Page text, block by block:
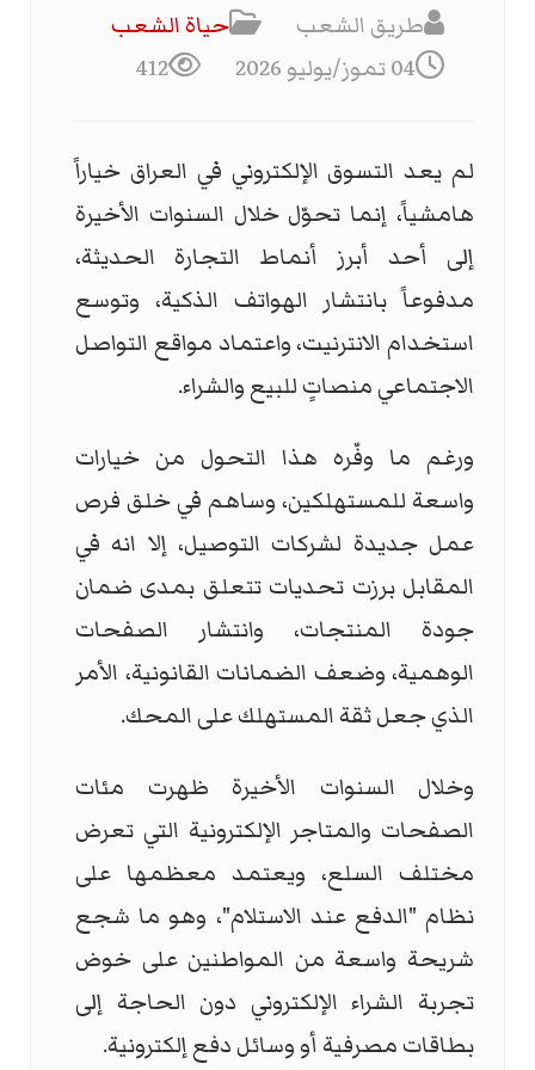
طريق الشعب
حياة الشعب
04 تموز/يوليو 2026
412
لم يعد التسوق الإلكتروني في العراق خياراً
هامشياً، إنما تحوّل خلال السنوات الأخيرة
إلى أحد أبرز أنماط التجارة الحديثة،
مدفوعاً بانتشار الهواتف الذكية، وتوسع
استخدام الانترنيت، واعتماد مواقع التواصل
الاجتماعي منصاتٍ للبيع والشراء.
ورغم ما وفّره هذا التحول من خيارات
واسعة للمستهلكين، وساهم في خلق فرص
عمل جديدة لشركات التوصيل، إلا انه في
المقابل برزت تحديات تتعلق بمدى ضمان
جودة المنتجات، وانتشار الصفحات
الوهمية، وضعف الضمانات القانونية، الأمر
الذي جعل ثقة المستهلك على المحك.
وخلال السنوات الأخيرة ظهرت مئات
الصفحات والمتاجر الإلكترونية التي تعرض
مختلف السلع، ويعتمد معظمها على
نظام "الدفع عند الاستلام"، وهو ما شجع
شريحة واسعة من المواطنين على خوض
تجربة الشراء الإلكتروني دون الحاجة إلى
بطاقات مصرفية أو وسائل دفع إلكترونية.